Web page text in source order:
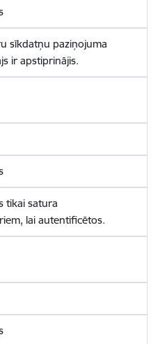
sīkdatņu paziņojuma
ir apstiprinājis.
tikai satura
lai autentificētos.